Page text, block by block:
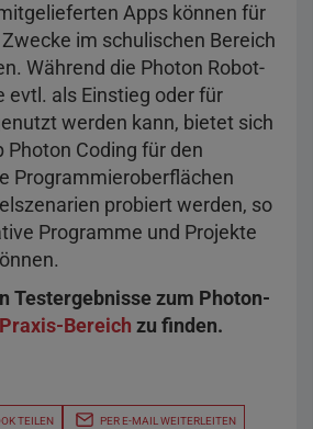
Apps können für
im schulischen Bereich
Während die Photon Robot-
evtl. als Einstieg oder für
werden kann, bietet sich
Photon Coding für den
Programmieroberflächen
probiert werden, so
Programme und Projekte
Testergebnisse zum Photon-
Praxis-Bereich zu finden.
TEILEN PER E-MAIL WEITERLEITEN